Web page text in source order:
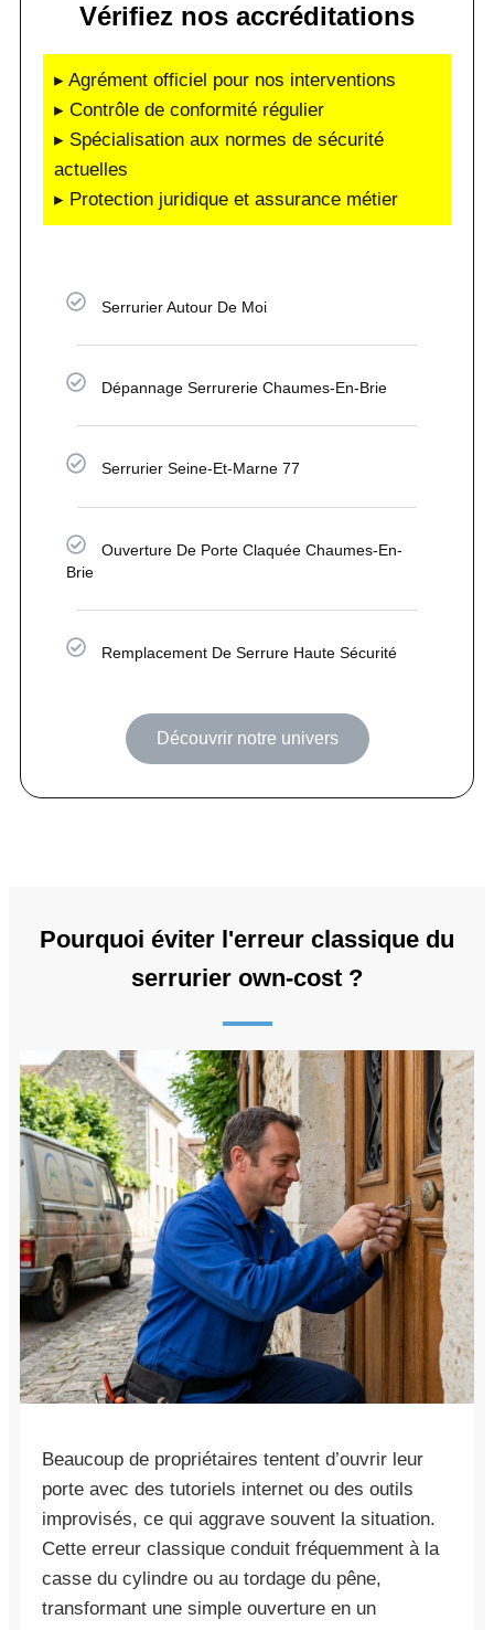
Vérifiez nos accréditations
▸ Agrément officiel pour nos interventions
▸ Contrôle de conformité régulier
▸ Spécialisation aux normes de sécurité
actuelles
▸ Protection juridique et assurance métier
Serrurier Autour De Moi
Dépannage Serrurerie Chaumes-En-Brie
Serrurier Seine-Et-Marne 77
Ouverture De Porte Claquée Chaumes-En-
Brie
Remplacement De Serrure Haute Sécurité
Découvrir notre univers
Pourquoi éviter l'erreur classique du
serrurier own-cost ?
Beaucoup de propriétaires tentent d’ouvrir leur
porte avec des tutoriels internet ou des outils
improvisés, ce qui aggrave souvent la situation.
Cette erreur classique conduit fréquemment à la
casse du cylindre ou au tordage du pêne,
transformant une simple ouverture en un